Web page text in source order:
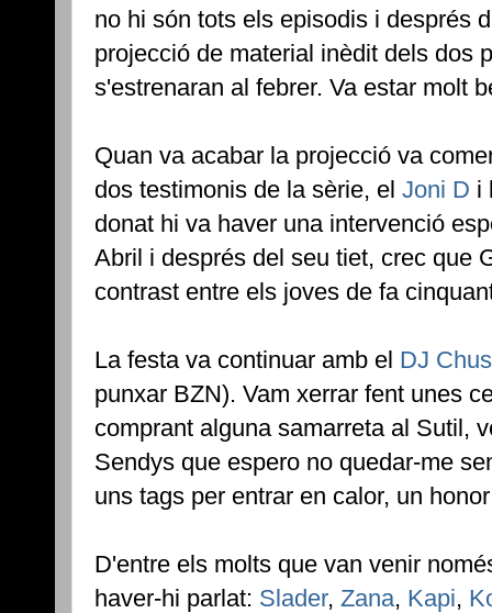
no hi són tots els episodis i després
projecció de material inèdit dels dos
s'estrenaran al febrer. Va estar molt
Quan va acabar la projecció va
dos testimonis de la sèrie, el Joni D i
donat hi va haver una intervenció
Abril i després del seu tiet, crec que
contrast entre els joves de fa
La festa va continuar amb el DJ
punxar BZN). Vam xerrar fent unes
comprant alguna samarreta al Sutil,
Sendys que espero no quedar-me
uns tags per entrar en calor, un
D'entre els molts que van venir
haver-hi parlat: Slader, Zana, Kapi,